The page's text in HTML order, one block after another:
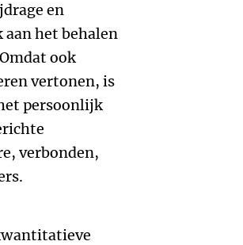
en
het behalen
ook
vertonen, is
persoonlijk
verbonden,